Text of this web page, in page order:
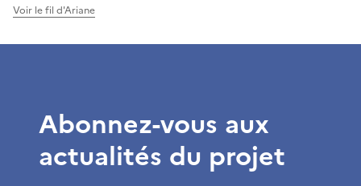
Voir le fil d'Ariane
Abonnez-vous aux
actualités du projet